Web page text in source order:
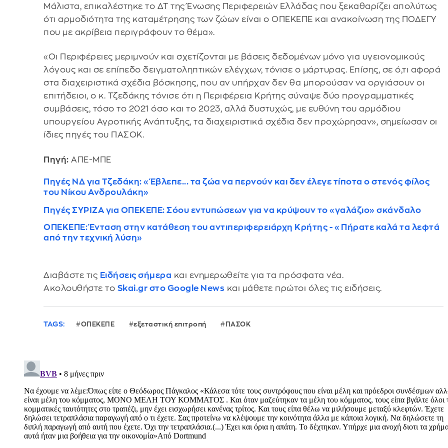
Μάλιστα, επικαλέστηκε το ΔΤ της Ένωσης Περιφερειών Ελλάδας που ξεκαθαρίζει απολύτως
ότι αρμοδιότητα της καταμέτρησης των ζώων είναι ο ΟΠΕΚΕΠΕ και ανακοίνωση της ΠΟΔΕΓΥ
που με ακρίβεια περιγράφουν το θέμα».
«Οι Περιφέρειες μεριμνούν και σχετίζονται με βάσεις δεδομένων μόνο για υγειονομικούς
λόγους και σε επίπεδο δειγματοληπτικών ελέγχων, τόνισε ο μάρτυρας. Επίσης, σε ό,τι αφορά
στα διαχειριστικά σχέδια βόσκησης, που αν υπήρχαν δεν θα μπορούσαν να οργιάσουν οι
επιτήδειοι, ο κ. Τζεδάκης τόνισε ότι η Περιφέρεια Κρήτης σύναψε δύο προγραμματικές
συμβάσεις, τόσο το 2021 όσο και το 2023, αλλά δυστυχώς, με ευθύνη του αρμόδιου
υπουργείου Αγροτικής Ανάπτυξης, τα διαχειριστικά σχέδια δεν προχώρησαν», σημείωσαν οι
ίδιες πηγές του ΠΑΣΟΚ.
Πηγή: ΑΠΕ-ΜΠΕ
Πηγές ΝΔ για Τζεδάκη: «Έβλεπε... τα ζώα να περνούν και δεν έλεγε τίποτα ο στενός φίλος
του Νίκου Ανδρουλάκη»
Πηγές ΣΥΡΙΖΑ για ΟΠΕΚΕΠΕ: Σόου εντυπώσεων για να κρύψουν το «γαλάζιο» σκάνδαλο
ΟΠΕΚΕΠΕ: Ένταση στην κατάθεση του αντιπεριφερειάρχη Κρήτης - «Πήρατε καλά τα λεφτά
από την τεχνική λύση»
Διαβάστε τις Ειδήσεις σήμερα και ενημερωθείτε για τα πρόσφατα νέα.
Ακολουθήστε το Skai.gr στο Google News και μάθετε πρώτοι όλες τις ειδήσεις.
TAGS: ΟΠΕΚΕΠΕ εξεταστική επιτροπή ΠΑΣΟΚ